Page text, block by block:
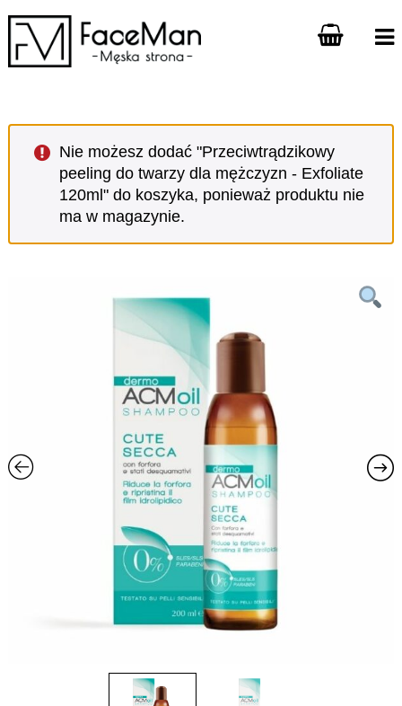
Nie możesz dodać "Przeciwtrądzikowy
peeling do twarzy dla mężczyzn - Exfoliate
120ml" do koszyka, ponieważ produktu nie
ma w magazynie.